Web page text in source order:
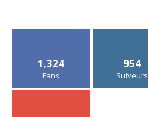
1,324
Fans
954
Suiveurs